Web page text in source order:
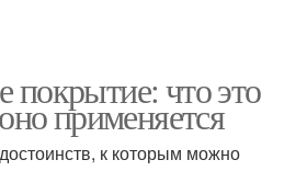
что это
применяется
к которым можно